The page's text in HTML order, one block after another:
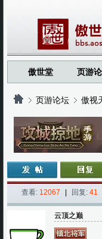
傲世堂 页游
›
页游论坛
›
傲视
查看: 12067 回复: 41
云顶之巅